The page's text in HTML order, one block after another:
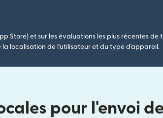
Store) et sur les évaluations les plus récentes de
localisation de l'utilisateur et du type d'appareil.
pour l'envoi